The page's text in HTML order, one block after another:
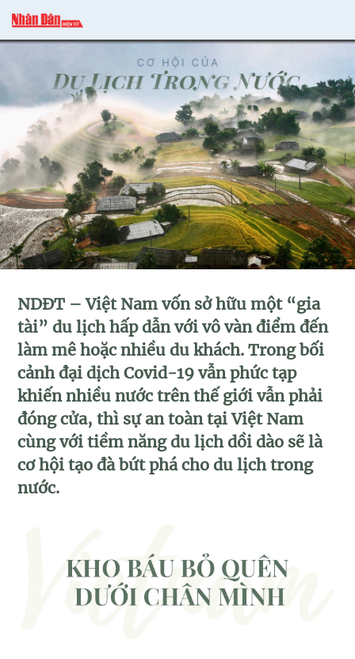
NDĐT – Việt Nam vốn sở hữu một “gia
tài” du lịch hấp dẫn với vô vàn điểm đến
làm mê hoặc nhiều du khách. Trong bối
cảnh đại dịch Covid-19 vẫn phức tạp
khiến nhiều nước trên thế giới vẫn phải
đóng cửa, thì sự an toàn tại Việt Nam
cùng với tiềm năng du lịch dồi dào sẽ là
cơ hội tạo đà bứt phá cho du lịch trong
nước.